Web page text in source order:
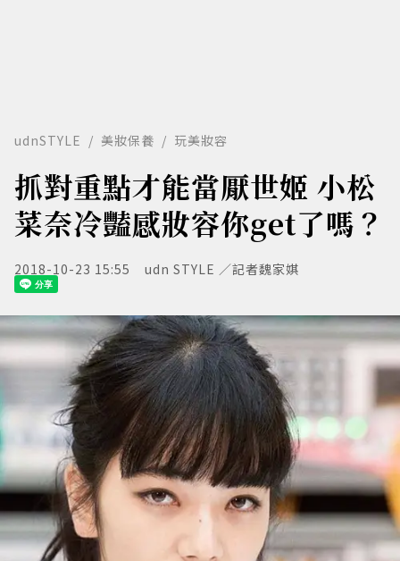
udnSTYLE 美妝保養 玩美妝容
抓對重點才能當厭世姬 小松
菜奈冷豔感妝容你get了嗎？
2018-10-23 15:55 udn STYLE ／記者魏家娸